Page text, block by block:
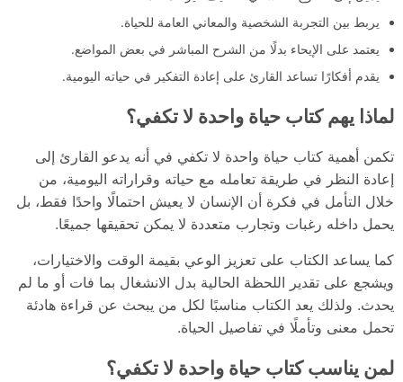
يربط بين التجربة الشخصية والمعاني العامة للحياة.
يعتمد على الإيحاء بدلًا من الشرح المباشر في بعض المواضع.
يقدم أفكارًا تساعد القارئ على إعادة التفكير في حياته اليومية.
لماذا يهم كتاب حياة واحدة لا تكفي؟
تكمن أهمية كتاب حياة واحدة لا تكفي في أنه يدعو القارئ إلى
إعادة النظر في طريقة تعامله مع حياته وقراراته اليومية، من
خلال التأمل في فكرة أن الإنسان لا يعيش احتمالًا واحدًا فقط، بل
يحمل داخله رغبات وتجارب متعددة لا يمكن تحقيقها جميعًا.
كما يساعد الكتاب على تعزيز الوعي بقيمة الوقت والاختيارات،
ويشجع على تقدير اللحظة الحالية بدل الانشغال بما فات أو ما لم
يحدث. ولذلك يعد الكتاب مناسبًا لكل من يبحث عن قراءة هادئة
تحمل معنى وتأملًا في تفاصيل الحياة.
لمن يناسب كتاب حياة واحدة لا تكفي؟